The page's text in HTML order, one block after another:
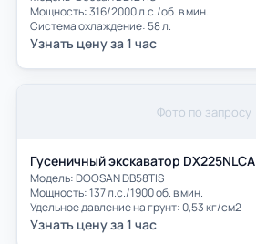
Мощность: 316/2000 л.с./об. в мин.
Система охлаждение: 58 л.
Узнать цену за 1 час
Фото по запросу
Гусеничный экскаватор DX225NLCA
Модель: DOOSAN DB58TIS
Мощность: 137 л.с./1900 об. в мин.
Удельное давление на грунт: 0,53 кг/см2
Узнать цену за 1 час